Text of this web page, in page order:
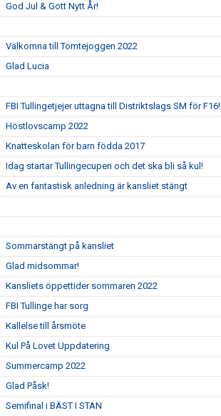
God Jul & Gott Nytt År!
Välkomna till Tomtejoggen 2022
Glad Lucia
FBI Tullingetjejer uttagna till Distriktslags SM för F16!
Höstlovscamp 2022
Knatteskolan för barn födda 2017
Idag startar Tullingecupen och det ska bli så kul!
Av en fantastisk anledning är kansliet stängt
Sommarstängt på kansliet
Glad midsommar!
Kansliets öppettider sommaren 2022
FBI Tullinge har sorg
Kallelse till årsmöte
Kul På Lovet Uppdatering
Summercamp 2022
Glad Påsk!
Semifinal i BÄST I STAN